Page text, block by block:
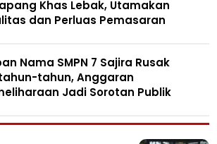
Khas Lebak, Utamakan
dan Perluas Pemasaran
Nama SMPN 7 Sajira Rusak
tahun, Anggaran
Jadi Sorotan Publik